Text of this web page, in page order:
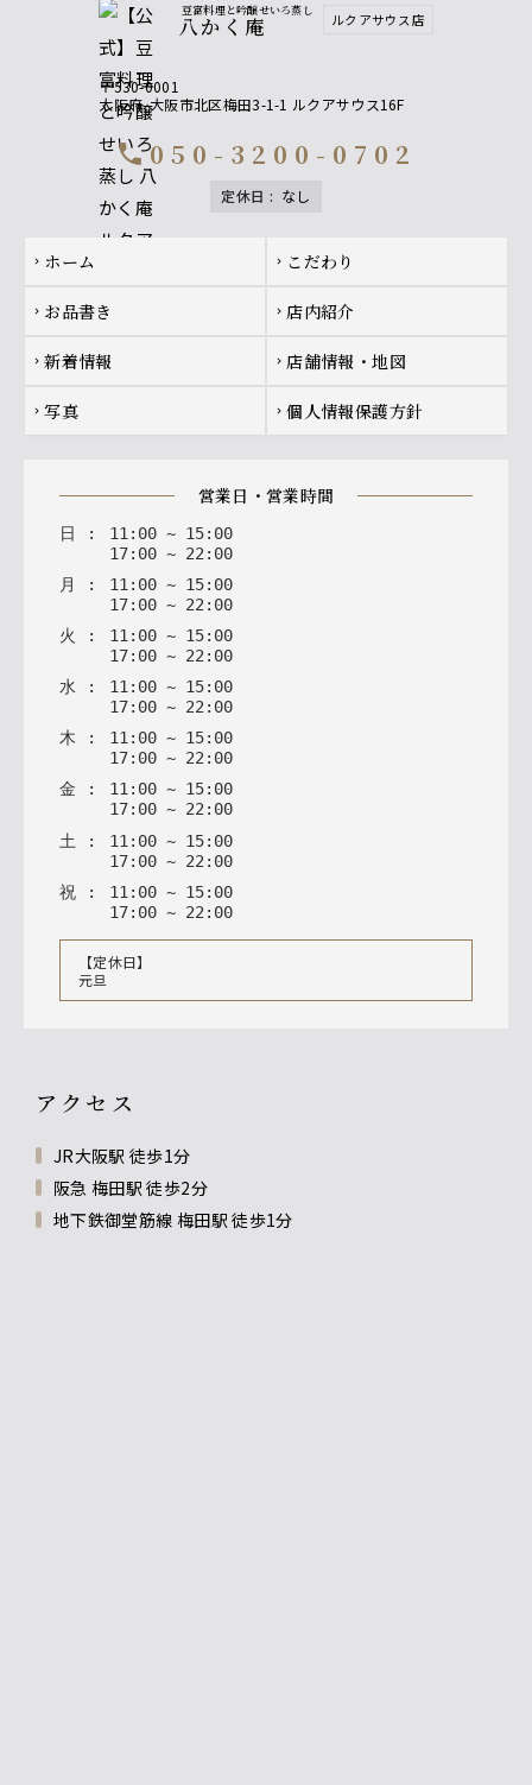
豆富料理と吟醸せいろ蒸し
八かく庵 ルクアサウス店
〒530-0001
大阪府 大阪市北区梅田3-1-1 ルクアサウス16F
call050-3200-0702
定休日 : なし
Footer navigation
chevron_right ホーム chevron_right こだわり
chevron_right お品書き chevron_right 店内紹介
chevron_right 新着情報 chevron_right 店舗情報・地図
chevron_right 写真 chevron_right 個人情報保護方針
営業日・営業時間
日 : 11 : 00 ~ 15: 00
17: 00 ~ 22 : 00
月
: 11 : 00 ~ 15: 00
17: 00 ~ 22 : 00
火
: 11 : 00 ~ 15: 00
17: 00 ~ 22 : 00
水 : 11 : 00 ~ 15: 00
17: 00 ~ 22 : 00
木 : 11: 00 ~ 15: 00
17: 00 ~ 22: 00
金 : 11: 00 ~ 15: 00
17: 00 ~ 22: 00
土 : 11 : 00 ~ 15: 00
17: 00 ~ 22 : 00
祝 : 11 : 00 ~ 15: 00
17: 00 ~ 22 : 00
【定休日】
元旦
アクセス
JR大阪駅 徒歩1分
阪急 梅田駅 徒歩2分
地下鉄御堂筋線 梅田駅 徒歩1分